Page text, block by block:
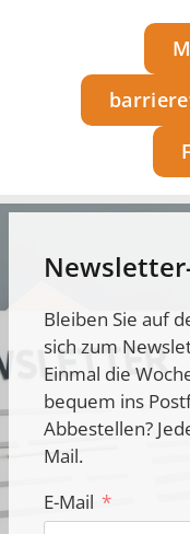
Bleiben Sie auf
sich zum
Einmal die
bequem ins
Abbestellen?
Mail.
E-Mail